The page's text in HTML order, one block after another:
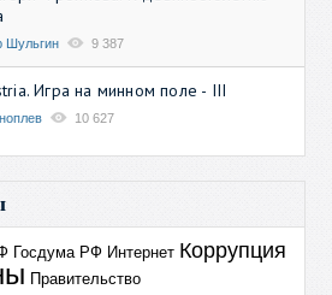
Шульгин 9 387
Игра на минном поле - III
10 627
Госдума РФ Интернет Коррупция
Правительство